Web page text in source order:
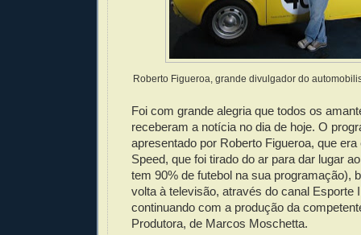
Roberto Figueroa, grande divulgador do
Foi com grande alegria que todos os
receberam a notícia no dia de hoje. O
apresentado por Roberto Figueroa, que
Speed, que foi tirado do ar para dar lugar
tem 90% de futebol na sua programação),
volta à televisão, através do canal Esporte
continuando com a produção da
Produtora, de Marcos Moschetta.